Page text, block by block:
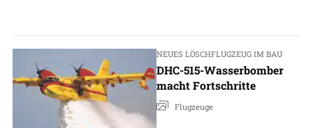
NEUES LÖSCHFLUGZEUG IM BAU
DHC-515-Wasserbomber
macht Fortschritte
Flugzeuge